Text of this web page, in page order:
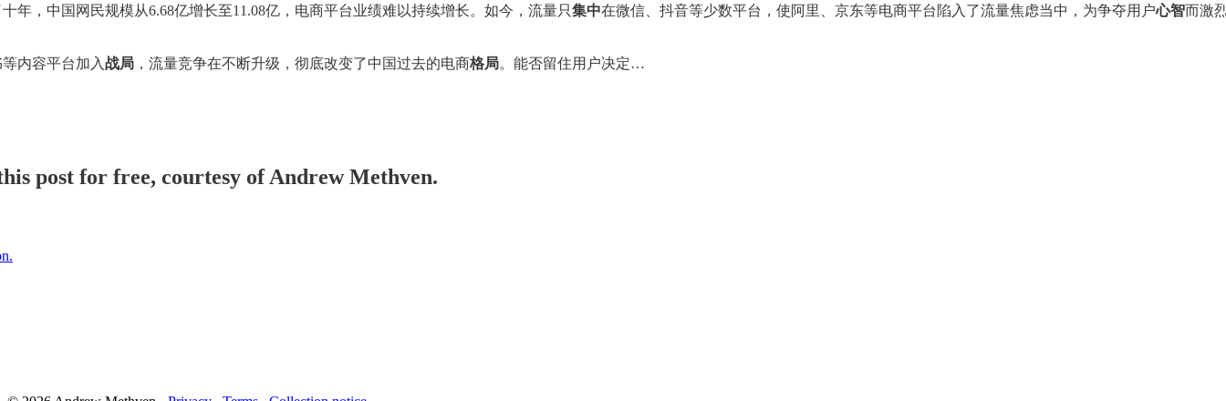
年，中国网民规模从6.68亿增长至11.08亿，电商平台业绩难以持续增长。如今，流量只集中在微信、抖音等少数平台，使阿里、京东等电商平台陷入了流量焦虑当中，为争夺用户心智而激
内容平台加入战局 ，流量竞争在不断升级，彻底改变了中国过去的电商格局。能否留住用户决定…
post for free, courtesy of Andrew Methven.